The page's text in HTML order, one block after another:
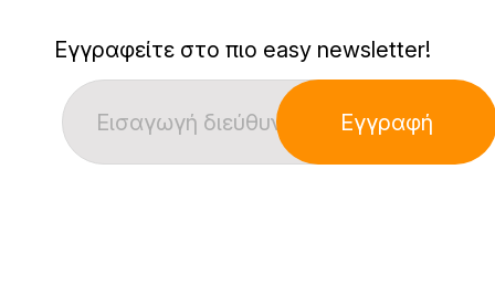
Εγγραφείτε στο πιο easy newsletter!
Εγγραφή